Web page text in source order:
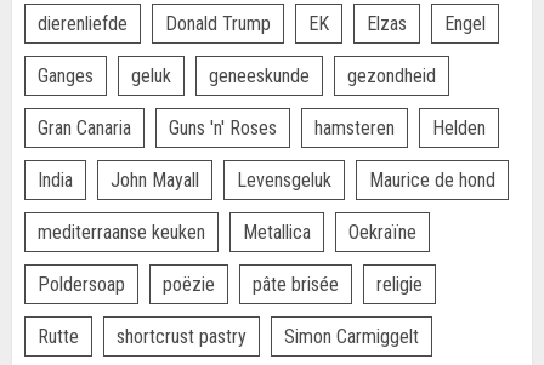
dierenliefde Donald Trump EK Elzas Engel
Ganges geluk geneeskunde gezondheid
Gran Canaria Guns 'n' Roses hamsteren Helden
India John Mayall Levensgeluk Maurice de hond
mediterraanse keuken Metallica Oekraïne
Poldersoap poëzie pâte brisée religie
Rutte shortcrust pastry Simon Carmiggelt